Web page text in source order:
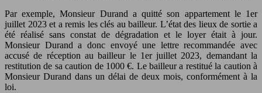
Par exemple, Monsieur Durand a quitté son appartement le 1er
juillet 2023 et a remis les clés au bailleur. L’état des lieux de sortie a
été réalisé sans constat de dégradation et le loyer était à jour.
Monsieur Durand a donc envoyé une lettre recommandée avec
accusé de réception au bailleur le 1er juillet 2023, demandant la
restitution de sa caution de 1000 €. Le bailleur a restitué la caution à
Monsieur Durand dans un délai de deux mois, conformément à la
loi.